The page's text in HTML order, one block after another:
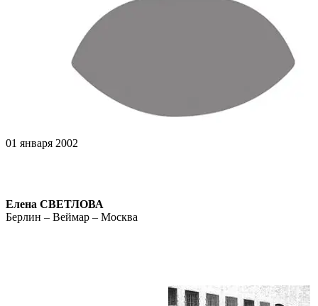
01 января 2002
Елена СВЕТЛОВА
Берлин – Веймар – Москва